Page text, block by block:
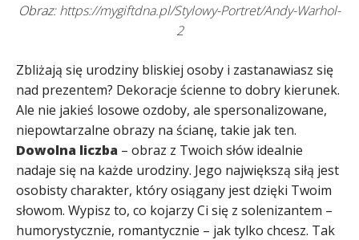
Obraz:https://mygiftdna.pl/Stylowy-Portret/Andy-Warhol-
2
Zbliżają się urodziny bliskiej osoby i zastanawiasz się
nad prezentem? Dekoracje ścienne to dobry kierunek.
Ale nie jakieś losowe ozdoby, ale spersonalizowane,
niepowtarzalne obrazy na ścianę, takie jak ten.
Dowolna liczba – obraz z Twoich słów idealnie
nadaje się na każde urodziny. Jego największą siłą jest
osobisty charakter, który osiągany jest dzięki Twoim
słowom. Wypisz to, co kojarzy Ci się z solenizantem –
humorystycznie, romantycznie – jak tylko chcesz. Tak